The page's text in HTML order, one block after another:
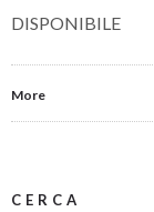
DISPONIBILE
More
CERCA